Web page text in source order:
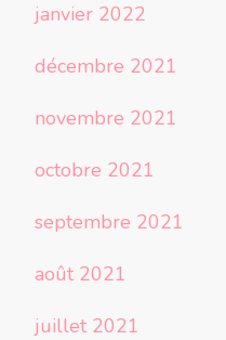
janvier 2022
décembre 2021
novembre 2021
octobre 2021
septembre 2021
août 2021
juillet 2021